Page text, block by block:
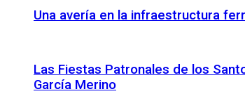
Una avería en la infraestructura
Las Fiestas Patronales de los
García Merino